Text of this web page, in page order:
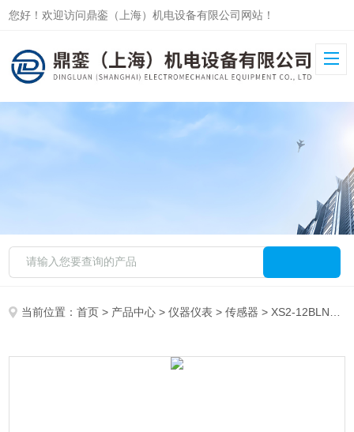
您好！欢迎访问鼎銮（上海）机电设备有限公司网站！
当前位置：首页 > 产品中心 >仪器仪表 >传感器 > XS2-12BLNAL2原装施耐德超声波传感器